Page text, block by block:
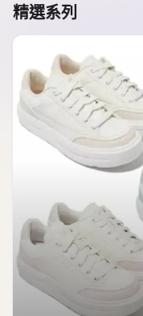
精選系列